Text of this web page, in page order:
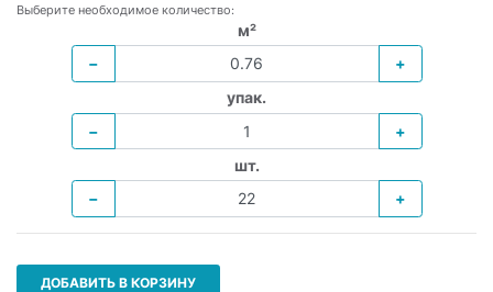
Выберите необходимое количество:
м²
−
+
упак.
−
+
шт.
−
+
ДОБАВИТЬ В КОРЗИНУ